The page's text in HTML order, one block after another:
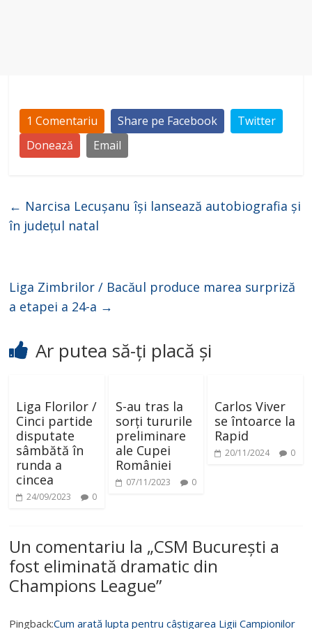
1 Comentariu Share pe Facebook
Twitter
Donează
Email
← Narcisa Lecușanu își lansează autobiografia și
în județul natal
Liga Zimbrilor / Bacăul produce marea surpriză
a etapei a 24-a →
Ar putea să-ți placă și
Liga Florilor /
Cinci partide
disputate
sâmbătă în
runda a
cincea
24/09/2023 0
S-au tras la
sorți tururile
preliminare
ale Cupei
României
07/11/2023 0
Carlos Viver
se întoarce la
Rapid
20/11/2024 0
Un comentariu la „CSM București a
fost eliminată dramatic din
Champions League”
Pingback:Cum arată lupta pentru câștigarea Ligii Campionilor